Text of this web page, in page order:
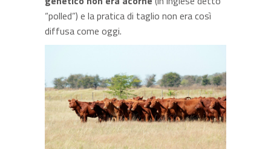
“polled”) e la pratica di taglio non era così
diffusa come oggi.